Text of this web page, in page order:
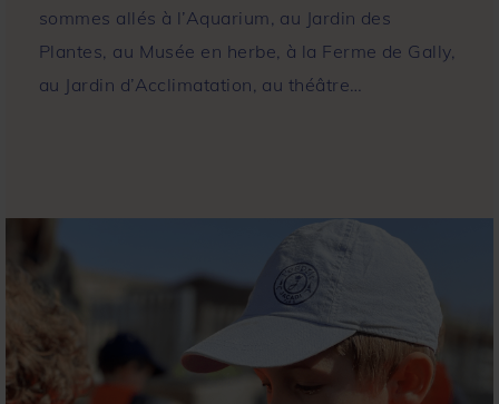
sommes allés à l’Aquarium, au Jardin des
Plantes, au Musée en herbe, à la Ferme de Gally,
au Jardin d’Acclimatation, au théâtre…